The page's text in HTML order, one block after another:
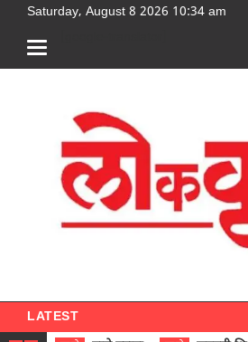
Saturday, August 8 2026 10:34 am
LATEST